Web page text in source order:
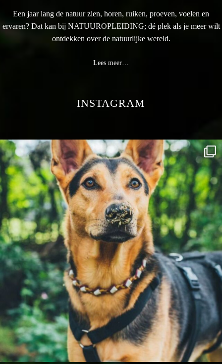
Een jaar lang de natuur zien, horen, ruiken, proeven, voelen en
ervaren? Dat kan bij NATUUROPLEIDING; dé plek als je meer wilt
ontdekken over de natuurlijke wereld.
Lees meer…
INSTAGRAM